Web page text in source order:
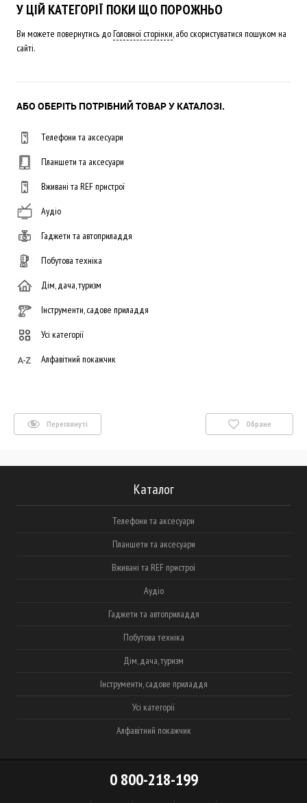
У ЦІЙ КАТЕГОРІЇ ПОКИ ЩО ПОРОЖНЬО
Ви можете повернутись доГоловної сторінки, або скористуватися пошуком на
сайті.
АБО ОБЕРІТЬ ПОТРІБНИЙ ТОВАР У КАТАЛОЗІ.
Телефони та аксесуари
Планшети та аксесуари
Вживані та REF пристрої
Аудіо
Гаджети та автоприладдя
Побутова техніка
Дім, дача, туризм
Інструменти, садове приладдя
Усі категорії
Алфавітний покажчик
Переглянуті Обране
Каталог
Телефони та аксесуари
Планшети та аксесуари
Вживані та REF пристрої
Аудіо
Гаджети та автоприладдя
Побутова техніка
Дім, дача, туризм
Інструменти, садове приладдя
Усі категорії
Алфавітний покажчик
0 800-218-199